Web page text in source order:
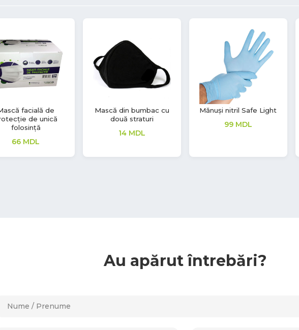
de unică
medicală
66MDL
Mănuși Synmax V
70MDL
Mănuși nitril Aurelia
Au apărut întrebări?